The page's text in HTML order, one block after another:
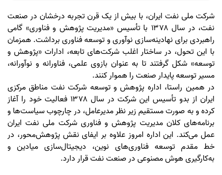
شرکت ملی نفت ایران، با بیش از یک قرن تجربه درخشان در صنعت
نفت، در سال ۱۳۷۸ با تأسیس «مدیریت پژوهش و فناوری» گامی
راهبردی برای نهادینه‌سازی نوآوری و توسعه فناوری برداشت. همزمان
با این تحول، در ساختار اغلب شرکت‌های تابعه، ادارات «پژوهش و
توسعه» شکل گرفتند تا به عنوان بازوی علمی، فناورانه و نوآورانه،
مسیر توسعه پایدار صنعت را هموار کنند.
در همین راستا، اداره پژوهش و توسعه شرکت نفت مناطق مرکزی
ایران از بدو تأسیس این شرکت در سال ۱۳۷۸ فعالیت خود را آغاز
کرده و به صورت مستقیم زیر نظر مدیرعامل، در چارچوب سیاست‌ها و
برنامه‌های کلان مدیریت پژوهش و فناوری شرکت ملی نفت ایران
عمل می‌کند. این اداره امروز علاوه بر ایفای نقش پژوهش‌محور، در
خط مقدم توسعه فناوری‌های نوین، دیجیتال‌سازی میادین و
به‌کارگیری هوش مصنوعی در صنعت نفت قرار دارد.